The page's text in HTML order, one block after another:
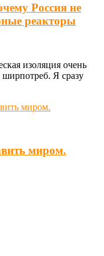
Россия не
реакторы
изоляция очень
Я сразу
миром.